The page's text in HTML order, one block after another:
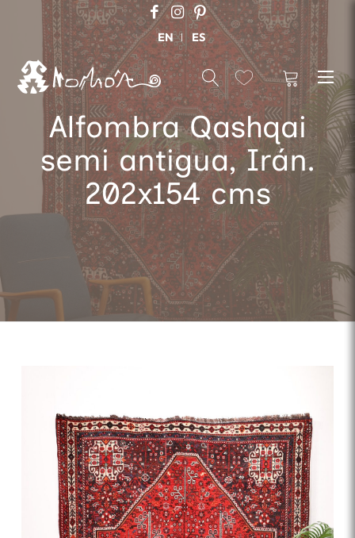
EN ES
Alfombra Qashqai
semi antigua, Irán.
202x154 cms